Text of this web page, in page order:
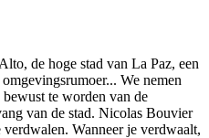
de hoge stad van La Paz, een
We nemen
te worden van de
van de stad. Nicolas Bouvier
Wanneer je verdwaalt,